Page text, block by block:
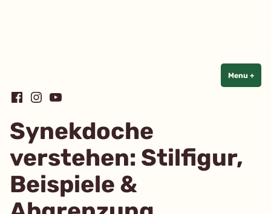
content
Menu +
Facebook
Instagram
YouTube
Synekdoche
verstehen: Stilfigur,
Beispiele &